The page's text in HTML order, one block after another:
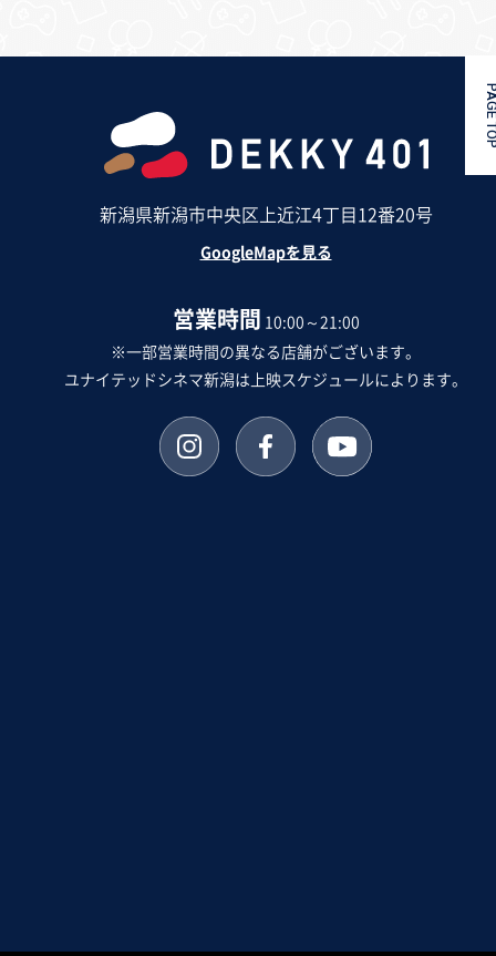
新潟県新潟市中央区上近江4丁目12番20号
GoogleMapを見る
営業時間 10:00～21:00
※一部営業時間の異なる店舗がございます。
ユナイテッドシネマ新潟は上映スケジュールによります。